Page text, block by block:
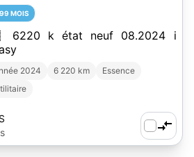
MOIS
2024 6 220 km
Essence